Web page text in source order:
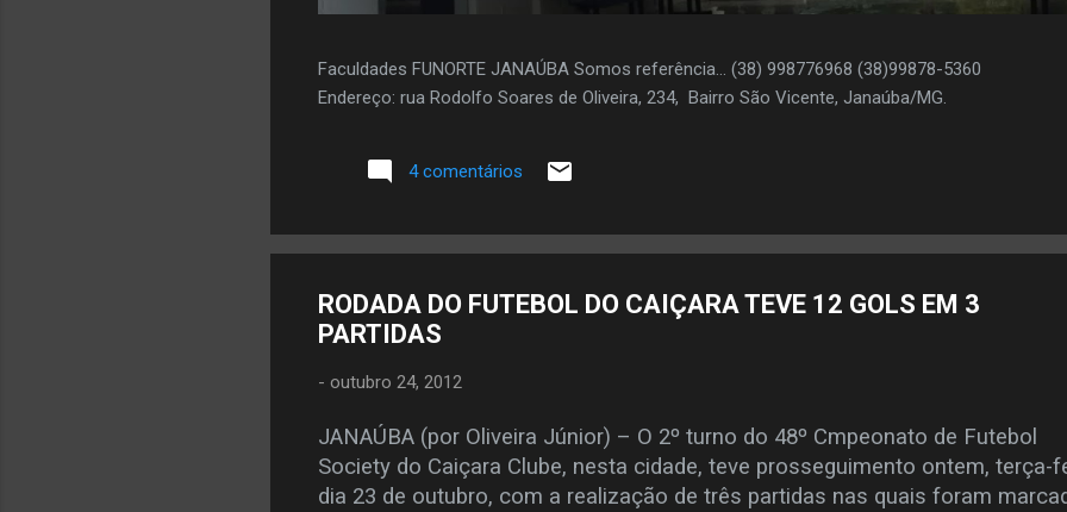
Faculdades FUNORTE JANAÚBA Somos referência... (38) 998776968 (38)99878-5360
Endereço: rua Rodolfo Soares de Oliveira, 234, Bairro São Vicente, Janaúba/MG.
4 comentários
RODADA DO FUTEBOL DO CAIÇARA TEVE 12 GOLS EM 3
PARTIDAS
- outubro 24, 2012
JANAÚBA (por Oliveira Júnior) – O 2º turno do 48º Cmpeonato de Futebol
Society do Caiçara Clube, nesta cidade, teve prosseguimento ontem, terça-
dia 23 de outubro, com a realização de três partidas nas quais foram